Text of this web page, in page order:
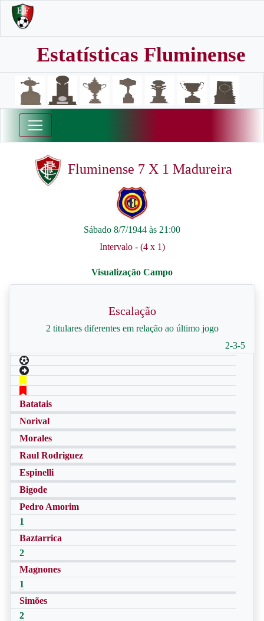
Estatísticas Fluminense
Fluminense 7 X 1 Madureira
Sábado 8/7/1944 às 21:00
Intervalo - (4 x 1)
Escalação
2 titulares diferentes em relação ao último jogo
2-3-5
Batatais
Norival
Morales
Raul Rodriguez
Espinelli
Bigode
Pedro Amorim
1
Baztarrica
2
Magnones
1
Simões
2